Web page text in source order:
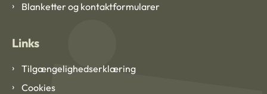
Blanketter og kontaktformularer
Links
Tilgængelighedserklæring
Cookies